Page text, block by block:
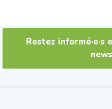
Restez